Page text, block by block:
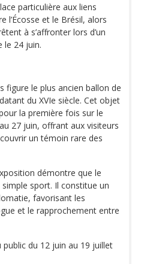
particulière aux liens
l’Écosse et le Brésil, alors
à s’affronter lors d’un
le 24 juin.
figure le plus ancien ballon de
du XVIe siècle. Cet objet
la première fois sur le
27 juin, offrant aux visiteurs
un témoin rare des
démontre que le
sport. Il constitue un
favorisant les
et le rapprochement entre
public du 12 juin au 19 juillet